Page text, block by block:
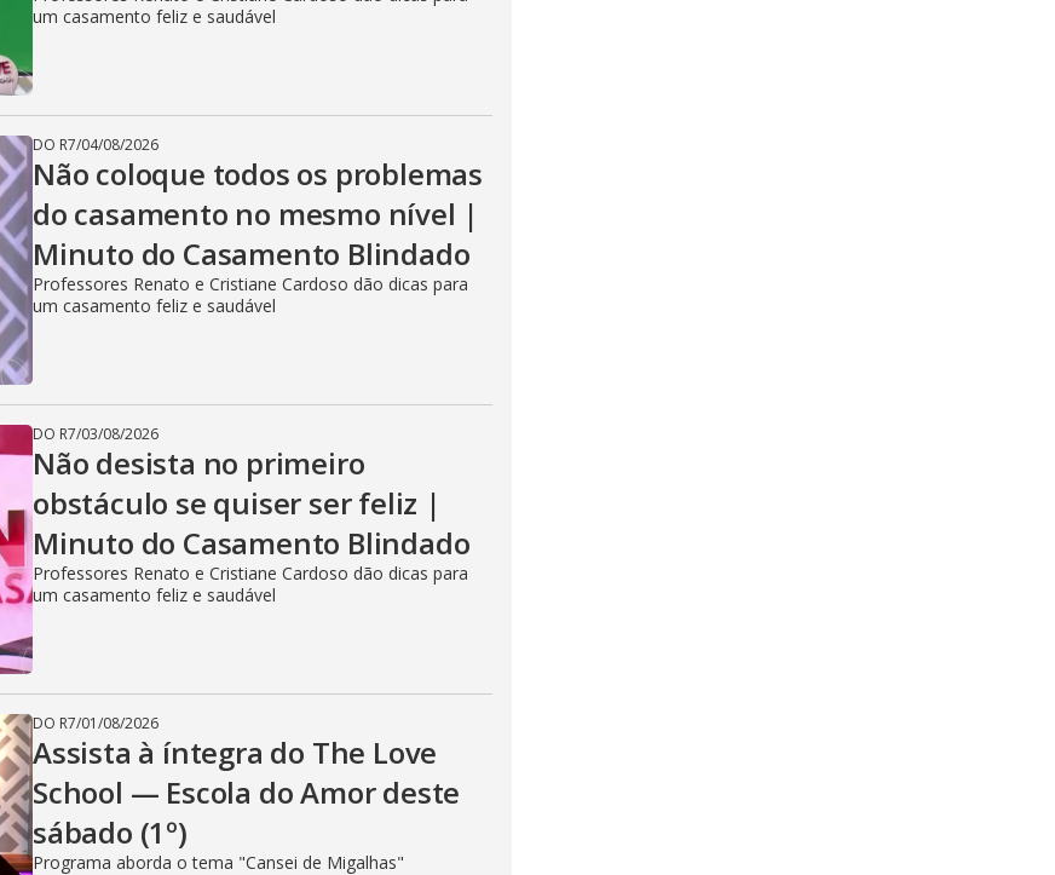
um casamento feliz e saudável
DO R7/04/08/2026
Não coloque todos os problemas
do casamento no mesmo nível |
Minuto do Casamento Blindado
Professores Renato e Cristiane Cardoso dão dicas para
um casamento feliz e saudável
DO R7/03/08/2026
Não desista no primeiro
obstáculo se quiser ser feliz |
Minuto do Casamento Blindado
Professores Renato e Cristiane Cardoso dão dicas para
um casamento feliz e saudável
DO R7/01/08/2026
Assista à íntegra do The Love
School — Escola do Amor deste
sábado (1º)
Programa aborda o tema "Cansei de Migalhas"